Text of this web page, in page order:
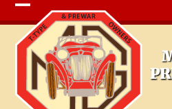
Open
mobile
menu
Close
mobile
menu